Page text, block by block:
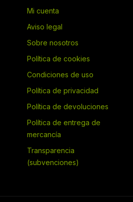
Mi cuenta
Aviso legal
Sobre nosotros
Política de cookies
Condiciones de uso
Política de privacidad
Política de devoluciones
Política de entrega de
mercancía
Transparencia
(subvenciones)